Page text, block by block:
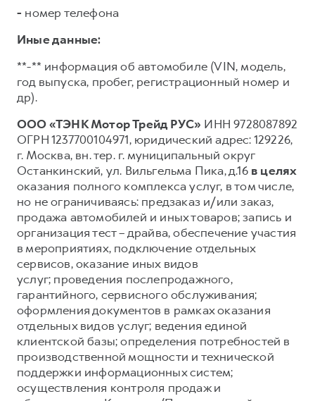
- номер телефона
Иные данные:
**-** информация об автомобиле (VIN, модель,
год выпуска, пробег, регистрационный номер и
др).
ООО «ТЭНК Мотор Трейд РУС» ИНН 9728087892
ОГРН 1237700104971, юридический адрес: 129226,
г. Москва, вн. тер. г. муниципальный округ
Останкинский, ул. Вильгельма Пика, д.16 в целях
оказания полного комплекса услуг, в том числе,
но не ограничиваясь: предзаказ и/или заказ,
продажа автомобилей и иных товаров; запись и
организация тест – драйва, обеспечение участия
в мероприятиях, подключение отдельных
сервисов, оказание иных видов
услуг; проведения послепродажного,
гарантийного, сервисного обслуживания;
оформления документов в рамках оказания
отдельных видов услуг; ведения единой
клиентской базы; определения потребностей в
производственной мощности и технической
поддержки информационных систем;
осуществления контроля продаж и